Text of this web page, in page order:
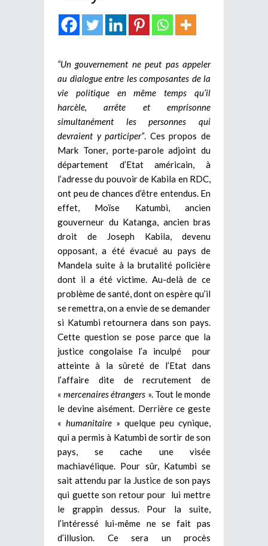
“Un gouvernement ne peut pas appeler
au dialogue entre les composantes de la
vie politique en même temps qu’il
harcèle, arrête et emprisonne
simultanément les personnes qui
devraient y participer”. Ces propos de
Mark Toner, porte-parole adjoint du
département d’Etat américain, à
l’adresse du pouvoir de Kabila en RDC,
ont peu de chances d’être entendus. En
effet, Moïse Katumbi, ancien
gouverneur du Katanga, ancien bras
droit de Joseph Kabila, devenu
opposant, a été évacué au pays de
Mandela suite à la brutalité policière
dont il a été victime. Au-delà de ce
problème de santé, dont on espère qu’il
se remettra, on a envie de se demander
si Katumbi retournera dans son pays.
Cette question se pose parce que la
justice congolaise l’a inculpé pour
atteinte à la sûreté de l’Etat dans
l’affaire dite de recrutement de
«mercenaires étrangers ». Tout le monde
le devine aisément. Derrière ce geste
« humanitaire » quelque peu cynique,
qui a permis à Katumbi de sortir de son
pays, se cache une visée
machiavélique. Pour sûr, Katumbi se
sait attendu par la Justice de son pays
qui guette son retour pour lui mettre
le grappin dessus. Pour la suite,
l’intéressé lui-même ne se fait pas
d’illusion. Ce sera un procès